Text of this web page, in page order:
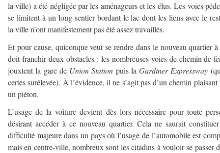
la ville) a été négligée par les aménageurs et les élus. Les voies
se limitent à un long sentier bordant le lac dont les liens avec le
la ville n’ont manifestement pas été assez travaillés.
Et pour cause, quiconque veut se rendre dans le nouveau quartier
doit franchir deux obstacles : les nombreuses voies de chemin de
jouxtent la gare de Union Station puis laGardiner Expressway
certes surélevée). À l’évidence, il ne s’agit pas d’un chemin
un piéton.
L’usage de la voiture devient dès lors nécessaire pour toute
désirant accéder à ce nouveau quartier. Cela ne saurait
difficulté majeure dans un pays où l’usage de l’automobile est
mais en centre-ville, nombreux sont les citadins à vouloir se passer